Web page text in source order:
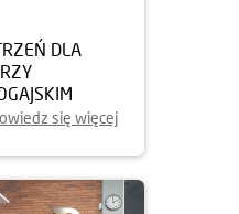
DLA
się więcej